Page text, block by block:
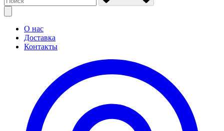
О нас
Доставка
Контакты